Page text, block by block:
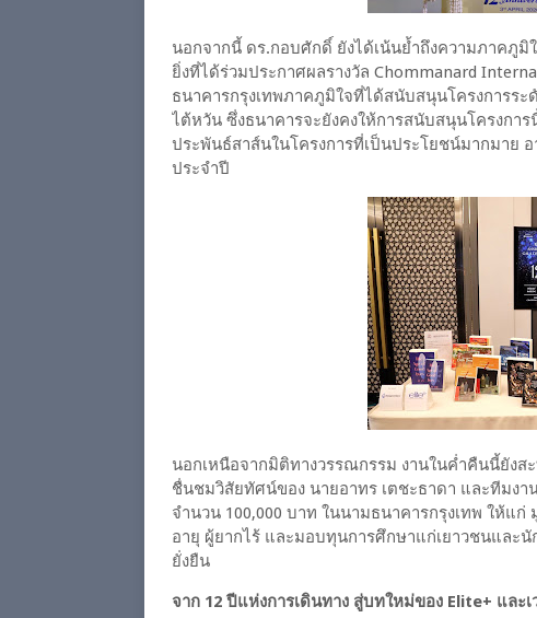
นอกจากนี้ ดร.กอบศักดิ์ ยังได้เน้นย้ำถึงความภาคภูมิ
ยิ่งที่ได้ร่วมประกาศผลรางวัล Chommanard
ธนาคารกรุงเทพภาคภูมิใจที่ได้สนับสนุนโครงการร
ไต้หวัน ซึ่งธนาคารจะยังคงให้การสนับสนุนโครงกา
ประพันธ์สาส์นในโครงการที่เป็นประโยชน์มากมาย
ประจำปี
นอกเหนือจากมิติทางวรรณกรรม งานในค่ำคืนนี้ยัง
ชื่นชมวิสัยทัศน์ของ นายอาทร เตชะธาดา และทีมง
จำนวน 100,000 บาท ในนามธนาคารกรุงเทพ ให้แ
อายุ ผู้ยากไร้ และมอบทุนการศึกษาแก่เยาวชนและ
ยั่งยืน
จาก 12 ปีแห่งการเดินทาง สู่บทใหม่ของ Elite+ และ